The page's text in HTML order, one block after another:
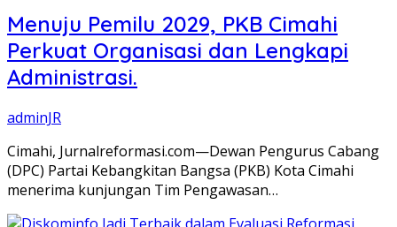
Menuju Pemilu 2029, PKB Cimahi
Perkuat Organisasi dan Lengkapi
Administrasi.
adminJR
Cimahi, Jurnalreformasi.com—Dewan Pengurus Cabang
(DPC) Partai Kebangkitan Bangsa (PKB) Kota Cimahi
menerima kunjungan Tim Pengawasan…